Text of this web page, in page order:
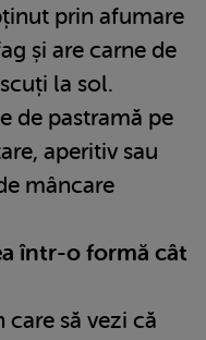
prin afumare
și are carne de
la sol.
de pastramă pe
aperitiv sau
mâncare
într-o formă cât
care să vezi că